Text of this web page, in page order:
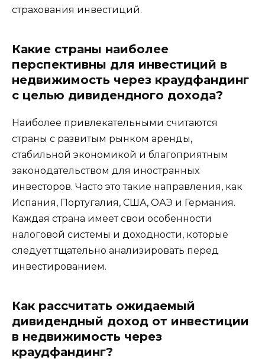
страхования инвестиций.
Какие страны наиболее
перспективны для инвестиций в
недвижимость через краудфандинг
с целью дивидендного дохода?
Наиболее привлекательными считаются
страны с развитым рынком аренды,
стабильной экономикой и благоприятным
законодательством для иностранных
инвесторов. Часто это такие направления, как
Испания, Португалия, США, ОАЭ и Германия.
Каждая страна имеет свои особенности
налоговой системы и доходности, которые
следует тщательно анализировать перед
инвестированием.
Как рассчитать ожидаемый
дивидендный доход от инвестиции
в недвижимость через
краудфандинг?